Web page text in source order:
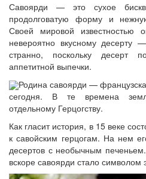
Савоярди — это сухое
продолговатую форму и
Своей мировой известностью
невероятно вкусному десерту
странно, поскольку десерт
аппетитной выпечки.
Родина савоярди —
сегодня. В те времена
отдельному Герцогству.
Как гласит история, в 15 веке
к савойским герцогам. На нем
десертов с необычным
вскоре савоярди стало символом